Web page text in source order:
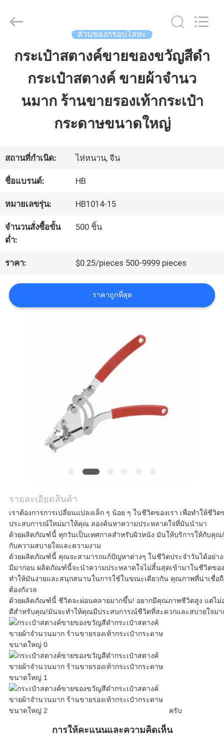
บ้าน
สินค้า
กับ
เรา
โรงงาน
ควบคุม
ใบ
เสนอ
ราคา
แผนผัง
เว็บไซต์
นโยบาย
ความ
เป็น
Electric
Rights
ส่วนของกรอบโลหะ
กระเป๋าสตางค์ขายของขวัญสีดํา
กระเป๋าสตางค์ ขายผ้าจํานว
นมาก ร้านขายรองเท้ากระเป๋า
กระดาษขนาดใหญ่
สถานที่กำเนิด: ไห่หนาน, จีน
ชื่อแบรนด์: HB
หมายเลขรุ่น: HB1014-15
จำนวนสั่งซื้อขั้น
ต่ำ:
500 ชิ้น
ราคา: $0.25/pieces 500-9999 pieces
ราคาถูกที่สุด
รายละเอียดสินค้า
เราต้องการการเปลี่ยนแปลงเล็ก ๆ น้อย ๆ ในชีวิตของเรา เพื่อทําให้ชี
ประสบการณ์ใหม่มาให้คุณ ลองค้นหาความประหลาดใจที่มันนํามา
ด้วยผลิตภัณฑ์นี้ ทุกวันเป็นเทศกาลสําหรับผิวหนัง มันให้บริการให้กับคุณ
กับความสบายใจและความงาม
ด้วยผลิตภัณฑ์นี้ คุณจะสามารถแก้ปัญหาต่างๆ ในชีวิตประจําวันได้อย่า
มีมาก่อน ผลิตภัณฑ์นี้จะนําความประหลาดใจไม่สิ้นสุดเข้ามาในชีวิตขอ
ทําให้มันง่ายและสนุกสนานในการใช้ในขณะเดียวกัน คุณภาพที่น่าเชื่อ
ต้องกังวล
ด้วยผลิตภัณฑ์นี้ ชีวิตจะผ่อนคลายมากขึ้น! อยากมีคุณภาพชีวิตสูง แต่ไม่
ดีสําหรับคุณ!มันจะทําให้คุณมีประสบการณ์ชีวิตที่สะดวกและสบายใจมา
ครับ
การให้คะแนนและความคิดเห็น